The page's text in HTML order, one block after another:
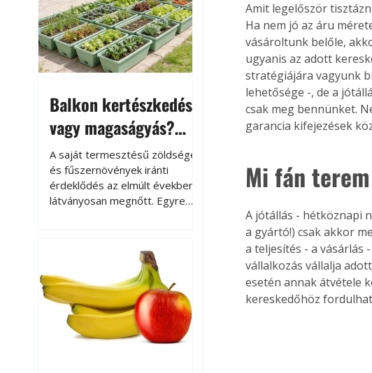
Balkon kertészkedés
vagy magaságyás?
Helytakarékos
kertészkedés
A saját termesztésű zöldségek
és fűszernövények iránti
érdeklődés az elmúlt években
látványosan megnőtt. Egyre
kertészkedés sokak számára
kikapcsolódást és feltöltődést
is jelent.
Amit legelőször
Ha nem jó az áru
vásároltunk belőle,
ugyanis az adott
stratégiájára vagyunk
lehetősége -, de a
csak meg bennünket.
garancia kifejezések
Mi fán
A jótállás - hétköznapi
a gyártó!) csak akkor
a teljesítés - a vásárlás
vállalkozás vállalja
esetén annak átvétele
kereskedőhöz